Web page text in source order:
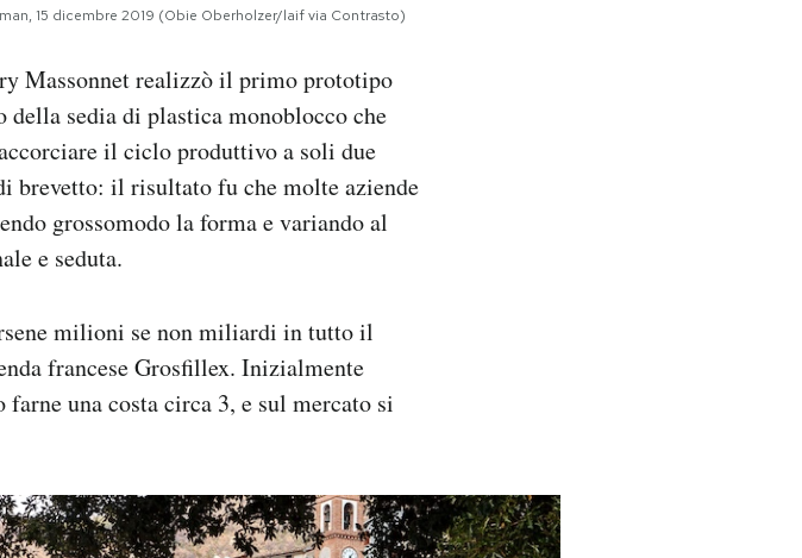
15 dicembre 2019 (Obie Oberholzer/laif via Contrasto)
Massonnet realizzò il primo prototipo
della sedia di plastica monoblocco che
il ciclo produttivo a soli due
brevetto: il risultato fu che molte aziende
grossomodo la forma e variando al
e seduta.
milioni se non miliardi in tutto il
francese Grosfillex. Inizialmente
una costa circa 3, e sul mercato si